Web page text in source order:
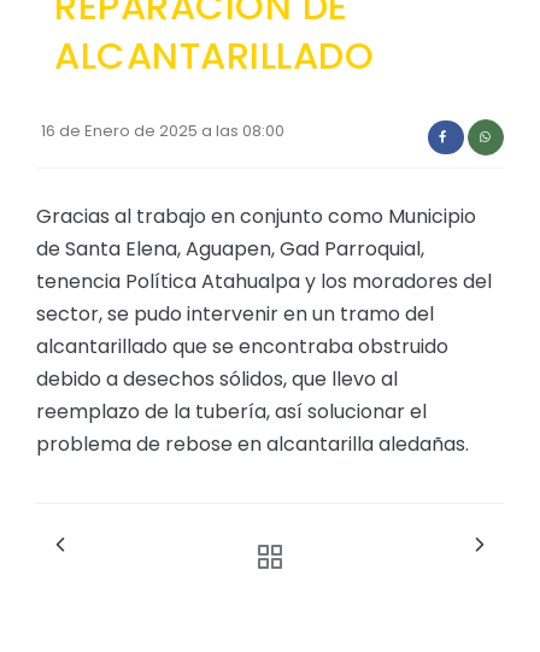
GESTIÓN ADMINISTRATIVA
Plan de desarrollo y Ordenamiento Territorial -
Plan Operativo Anual - POA
Convenios Institucionales
PRESUPUESTO: EJECUCIÓN Y REPORTES
Cédulas presupuestarias y balances
Procesos de contratación
Ejecución Presupuestaria
ALCANTARILLADO
16 de Enero de 2025 a las 08:00
Gracias al trabajo en conjunto como Municipio
de Santa Elena, Aguapen, Gad Parroquial,
tenencia Política Atahualpa y los moradores del
sector, se pudo intervenir en un tramo del
alcantarillado que se encontraba obstruido
debido a desechos sólidos, que llevo al
reemplazo de la tubería, así solucionar el
problema de rebose en alcantarilla aledañas.